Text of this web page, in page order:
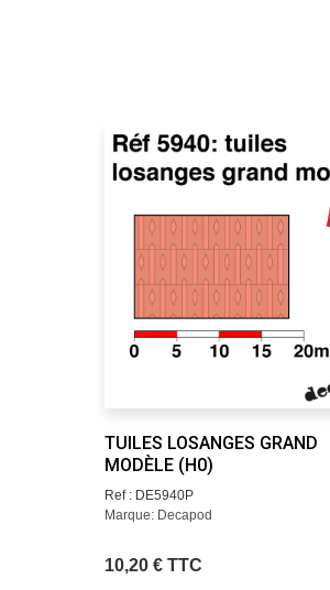
TUILES LOSANGES GRAND
MODÈLE (H0)
Ref : DE5940P
Marque: Decapod
10,20 € TTC